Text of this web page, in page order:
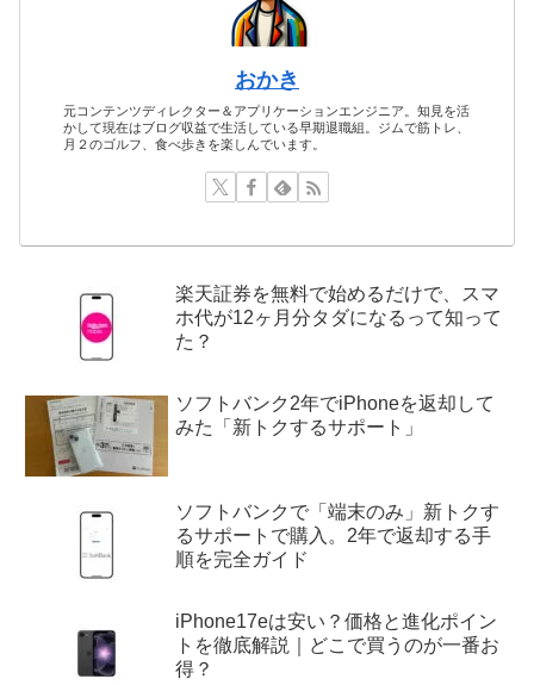
おかき
元コンテンツディレクター＆アプリケーションエンジニア。知見を活
かして現在はブログ収益で生活している早期退職組。ジムで筋トレ、
月２のゴルフ、食べ歩きを楽しんでいます。
楽天証券を無料で始めるだけで、スマ
ホ代が12ヶ月分タダになるって知って
た？
ソフトバンク2年でiPhoneを返却して
みた「新トクするサポート」
ソフトバンクで「端末のみ」新トクす
るサポートで購入。2年で返却する手
順を完全ガイド
iPhone17eは安い？価格と進化ポイン
トを徹底解説｜どこで買うのが一番お
得？